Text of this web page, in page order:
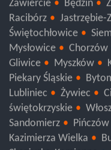
Zawiercie
Będzin
Racibórz
Jastrzębie-
Świętochłowice
Mysłowice
Chorzów
Gliwice
Myszków
Piekary Śląskie
Lubliniec
Żywiec
świętokrzyskie
Sandomierz
Pińczów
Kazimierza Wielka